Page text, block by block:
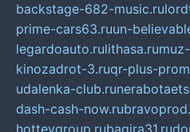
backstage-682-music.ru
prime-cars63.ruun-
legardoauto.rulithasa.ru
kinozadrot-3.ruqr-plus-
udalenka-club.ru
dash-cash-now.ru
hotteygroup.rubagira31.ru